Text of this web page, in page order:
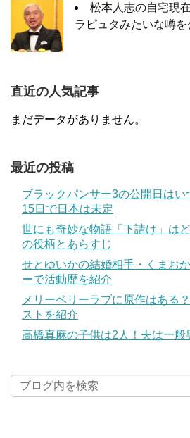
松本人志の自宅現
ラピュタみたいな噂
直近の人気記事
まだデータがありません。
最近の投稿
ブラックパンサー3の公開日はい
15日で日本は未定
世にも奇妙な物語「下請け」は
の役柄とあらすじ
せとゆいかの結婚相手・くまお
ーで活動歴を紹介
メリーベリーラブに原作はある
ストを紹介
高橋真麻の子供は2人！夫は一般